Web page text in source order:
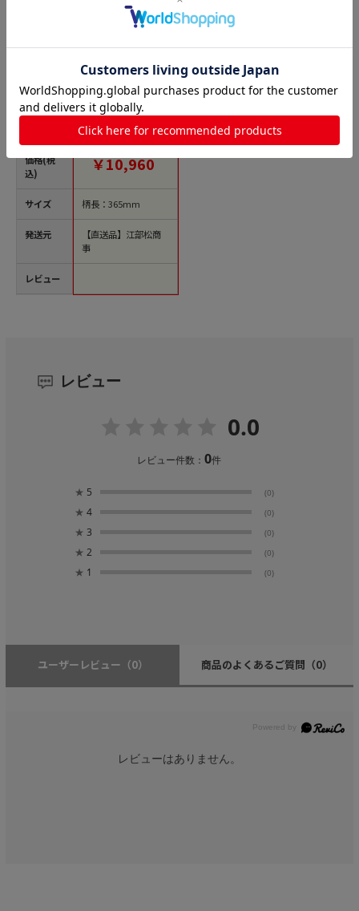
商品名
価格(税
込)
サイズ
発送元
レビュー
ステンレス柄 水杓
子（目盛付）14cm 1
000cc 1個（ご注文単
位1個）【直送品】
￥10,960
柄長：365mm
【直送品】江部松商
事
レビュー
0.0
レビュー件数：0件
★ 5 (0)
★ 4 (0)
★ 3 (0)
★ 2 (0)
★ 1 (0)
ユーザーレビュー （0） 商品のよくあるご質問 （0）
レビューはありません。